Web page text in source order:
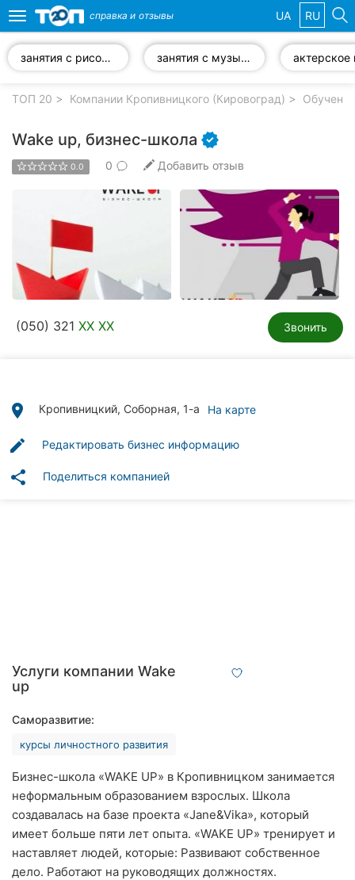
компании
Стоматологии
клиники
клиники
рубрики
Тернополь
Хмельницкий
Одесса
Киев
Toggle
navigation
справка и отзывы UA RU
занятия с рисования занятия с музыки
ТОП 20 Компании Кропивницкого (Кировоград)
Wake up, бизнес-школа
0.0 0 Добавить отзыв
(050) 321 XX XX Звонить
place Кропивницкий, Соборная, 1-а На карте
edit Редактировать бизнес информацию
share Поделиться компанией
Услуги компании Wake
up
Саморазвитие:
курсы личностного развития
Бизнес-школа «WAKE UP» в Кропивницком занимается
неформальным образованием взрослых. Школа
создавалась на базе проекта «Jane&Vika», который
имеет больше пяти лет опыта. «WAKE UP» тренирует и
наставляет людей, которые: Развивают собственное
дело. Работают на руководящих должностях.